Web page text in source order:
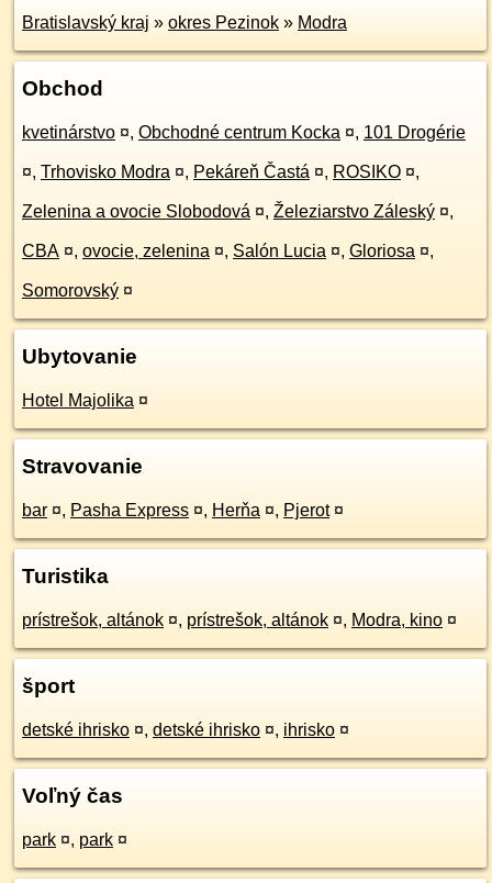
Bratislavský kraj » okres Pezinok » Modra
Obchod
kvetinárstvo ¤, Obchodné centrum Kocka ¤, 101 Drogérie
¤, Trhovisko Modra ¤, Pekáreň Častá ¤, ROSIKO ¤,
Zelenina a ovocie Slobodová ¤, Železiarstvo Záleský ¤,
CBA ¤, ovocie, zelenina ¤, Salón Lucia ¤, Gloriosa ¤,
Somorovský ¤
Ubytovanie
Hotel Majolika ¤
Stravovanie
bar ¤, Pasha Express ¤, Herňa ¤, Pjerot ¤
Turistika
prístrešok, altánok ¤, prístrešok, altánok ¤, Modra, kino ¤
šport
detské ihrisko ¤, detské ihrisko ¤, ihrisko ¤
Voľný čas
park ¤, park ¤